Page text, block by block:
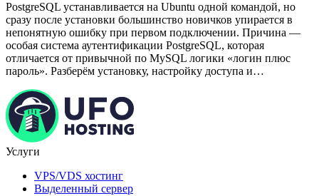
PostgreSQL устанавливается на Ubuntu одной командой, но
сразу после установки большинство новичков упирается в
непонятную ошибку при первом подключении. Причина —
особая система аутентификации PostgreSQL, которая
отличается от привычной по MySQL логики «логин плюс
пароль». Разберём установку, настройку доступа и…
Услуги
VPS/VDS хостинг
Выделенный сервер